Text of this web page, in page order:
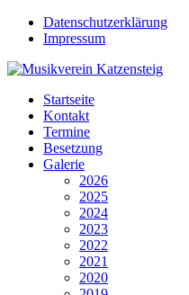
Datenschutzerklärung
Impressum
Startseite
Kontakt
Termine
Besetzung
Galerie
2026
2025
2024
2023
2022
2021
2020